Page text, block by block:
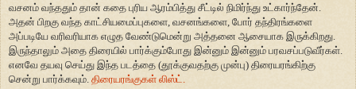
வசனம் வந்ததும் தான் கதை புரிய ஆரம்பித்து சீட்டில் நிமிர்ந்து உட்கார்ந்தேன்.
அதன் பிறகு வந்த காட்சியமைப்புகளை, வசனங்களை, போர் தந்திரங்களை
அப்படியே வரிவரியாக எழுத வேண்டுமென்று அத்தனை ஆசையாக இருக்கிறது.
இருந்தாலும் அதை திரையில் பார்க்கும்போது இன்னும் இன்னும் பரவசப்படுவீர்கள்.
எனவே தயவு செய்து இந்த படத்தை (தூக்குவதற்கு முன்பு) திரையரங்கிற்கு
சென்று பார்க்கவும். திரையரங்குகள் லிஸ்ட்.